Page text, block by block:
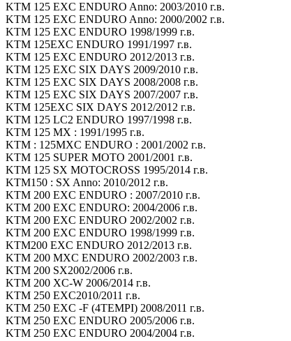
KTM 125 EXC ENDURO Anno: 2003/2010 г.в.
KTM 125 EXC ENDURO Anno: 2000/2002 г.в.
KTM 125 EXC ENDURO 1998/1999 г.в.
KTM 125EXC ENDURO 1991/1997 г.в.
KTM 125 EXC ENDURO 2012/2013 г.в.
KTM 125 EXC SIX DAYS 2009/2010 г.в.
KTM 125 EXC SIX DAYS 2008/2008 г.в.
KTM 125 EXC SIX DAYS 2007/2007 г.в.
KTM 125EXC SIX DAYS 2012/2012 г.в.
KTM 125 LC2 ENDURO 1997/1998 г.в.
KTM 125 MX : 1991/1995 г.в.
KTM : 125MXC ENDURO : 2001/2002 г.в.
KTM 125 SUPER MOTO 2001/2001 г.в.
KTM 125 SX MOTOCROSS 1995/2014 г.в.
KTM150 : SX Anno: 2010/2012 г.в.
KTM 200 EXC ENDURO : 2007/2010 г.в.
KTM 200 EXC ENDURO: 2004/2006 г.в.
KTM 200 EXC ENDURO 2002/2002 г.в.
KTM 200 EXC ENDURO 1998/1999 г.в.
KTM200 EXC ENDURO 2012/2013 г.в.
KTM 200 MXC ENDURO 2002/2003 г.в.
KTM 200 SX2002/2006 г.в.
KTM 200 XC-W 2006/2014 г.в.
KTM 250 EXC2010/2011 г.в.
KTM 250 EXC -F (4TEMPI) 2008/2011 г.в.
KTM 250 EXC ENDURO 2005/2006 г.в.
KTM 250 EXC ENDURO 2004/2004 г.в.